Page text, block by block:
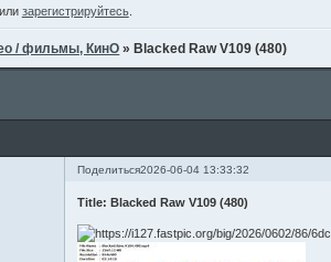
зарегистрируйтесь.
/ фильмы, КинО » Blacked Raw V109 (480)
Поделиться2026-06-04 13:33:32
Title: Blacked Raw V109 (480)